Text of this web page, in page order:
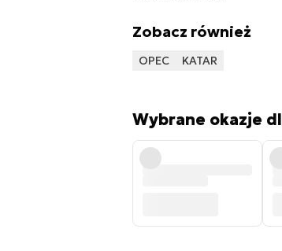
Zobacz również
OPEC KATAR
Wybrane okazje